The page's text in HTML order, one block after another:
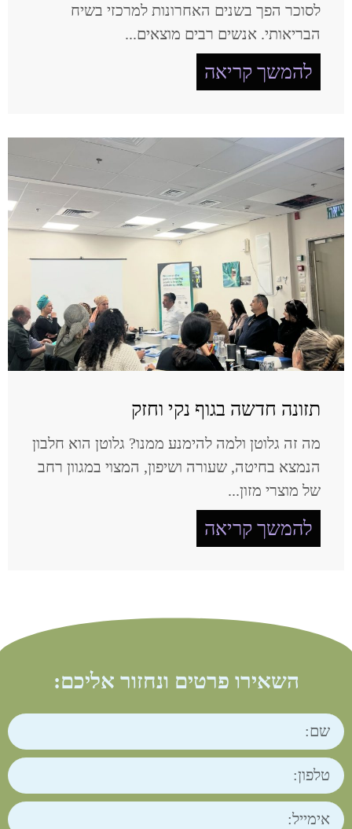
לסוכר הפך בשנים האחרונות למרכזי בשיח
הבריאותי. אנשים רבים מוצאים...
להמשך קריאה
תזונה חדשה בגוף נקי וחזק
מה זה גלוטן ולמה להימנע ממנו? גלוטן הוא חלבון
הנמצא בחיטה, שעורה ושיפון, המצוי במגוון רחב
של מוצרי מזון...
להמשך קריאה
השאירו פרטים ונחזור אליכם: